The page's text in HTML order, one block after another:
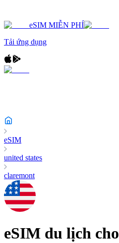
eSIM MIỄN PHÍ
Tải ứng dụng
eSIM
united states
claremont
eSIM du lịch cho